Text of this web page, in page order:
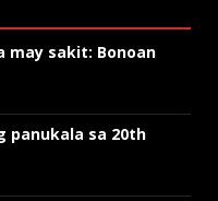
may sakit: Bonoan
panukala sa 20th